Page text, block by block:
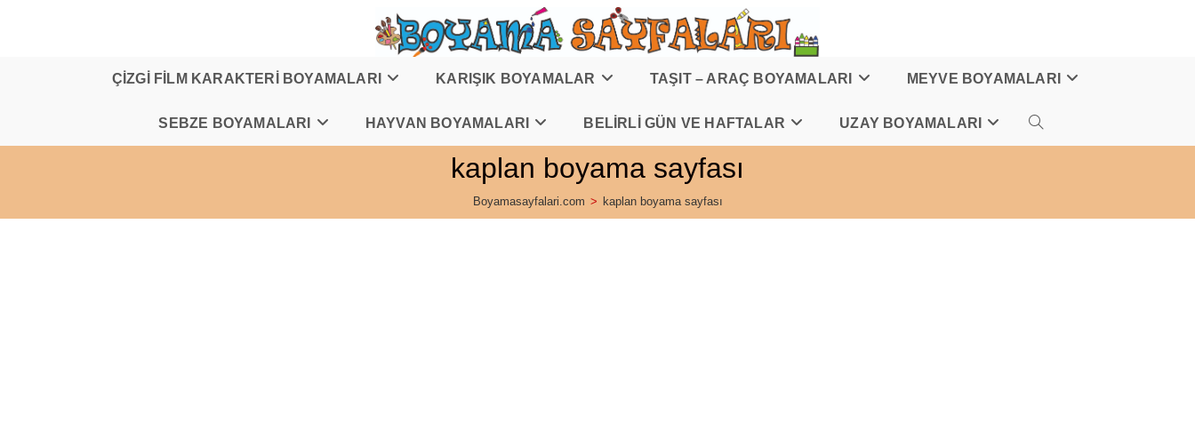
ÇİZGİ FİLM KARAKTERİ BOYAMALARI KARIŞIK BOYAMALAR TAŞIT – ARAÇ BOYAMALARI MEYVE BOYAMALARI
SEBZE BOYAMALARI HAYVAN BOYAMALARI BELİRLİ GÜN VE HAFTALAR UZAY BOYAMALARI TOGGLE
kaplan boyama sayfası
Boyamasayfalari.com > kaplan boyama sayfası